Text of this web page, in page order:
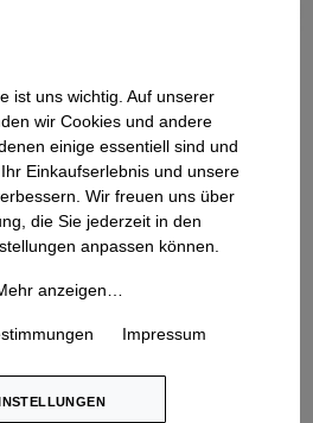
ist uns wichtig. Auf unserer
wir Cookies und andere
einige essentiell sind und
Einkaufserlebnis und unsere
Wir freuen uns über
die Sie jederzeit in den
anpassen können.
anzeigen…
Impressum